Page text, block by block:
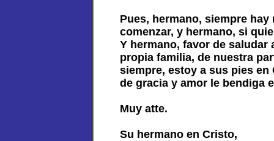
Pues, hermano, siempre
comenzar, y hermano, si
Y hermano, favor de saludar
propia familia, de nuestra
siempre, estoy a sus pies
de gracia y amor le bendiga
Muy atte.
Su hermano en Cristo,